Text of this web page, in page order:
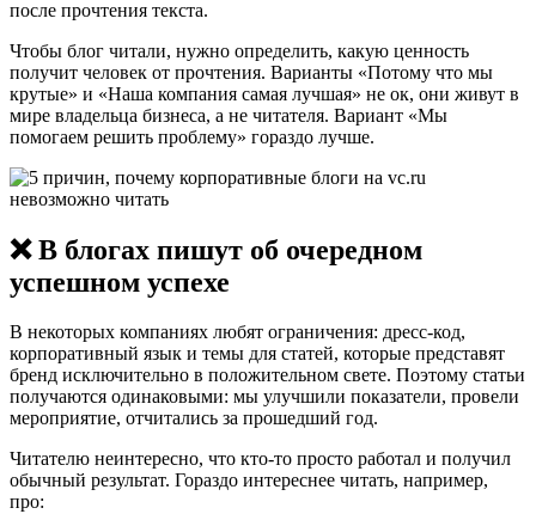
после прочтения текста.
Чтобы блог читали, нужно определить, какую ценность
получит человек от прочтения. Варианты «Потому что мы
крутые» и «Наша компания самая лучшая» не ок, они живут в
мире владельца бизнеса, а не читателя. Вариант «Мы
помогаем решить проблему» гораздо лучше.
❌ В блогах пишут об очередном
успешном успехе
В некоторых компаниях любят ограничения: дресс-код,
корпоративный язык и темы для статей, которые представят
бренд исключительно в положительном свете. Поэтому статьи
получаются одинаковыми: мы улучшили показатели, провели
мероприятие, отчитались за прошедший год.
Читателю неинтересно, что кто-то просто работал и получил
обычный результат. Гораздо интереснее читать, например,
про: